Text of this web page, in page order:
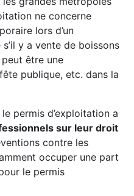
ne concerne
lors d’un
y a vente de boissons
être une
publique, etc. dans la
permis d’exploitation a
sur leur droit
contre les
occuper une part
le permis